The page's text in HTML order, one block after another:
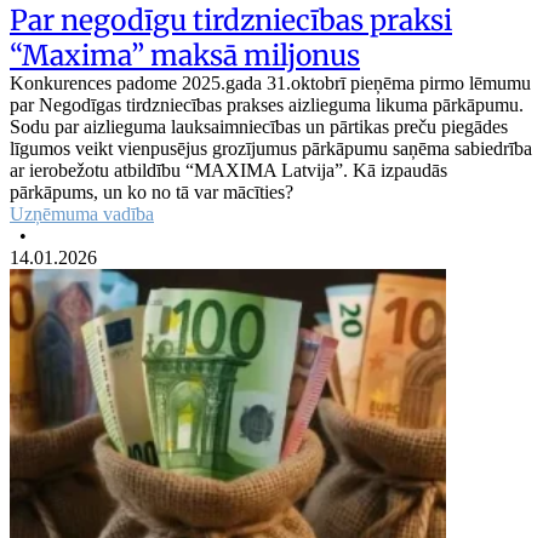
Par negodīgu tirdzniecības praksi
“Maxima” maksā miljonus
Konkurences padome 2025.gada 31.oktobrī pieņēma pirmo lēmumu
par Negodīgas tirdzniecības prakses aizlieguma likuma pārkāpumu.
Sodu par aizlieguma lauksaimniecības un pārtikas preču piegādes
līgumos veikt vienpusējus grozījumus pārkāpumu saņēma sabiedrība
ar ierobežotu atbildību “MAXIMA Latvija”. Kā izpaudās
pārkāpums, un ko no tā var mācīties?
Uzņēmuma vadība
•
14.01.2026